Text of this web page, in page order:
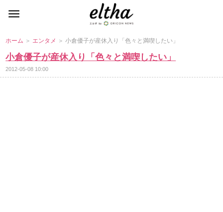
ホーム ＞ エンタメ ＞ 小倉優子が産休入り「色々と満喫したい」
小倉優子が産休入り「色々と満喫したい」
2012-05-08 10:00